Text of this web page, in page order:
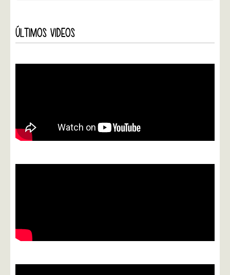
ÚLTIMOS VIDEOS